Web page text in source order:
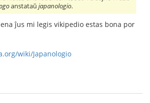
anstataŭjapanologio.
ĵus mi legis vikipedio estas bona por
wiki/Japanologio